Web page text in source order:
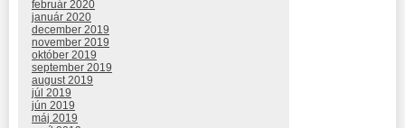
február 2020
január 2020
december 2019
november 2019
október 2019
september 2019
august 2019
júl 2019
jún 2019
máj 2019